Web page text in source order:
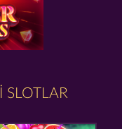
SLOTLAR